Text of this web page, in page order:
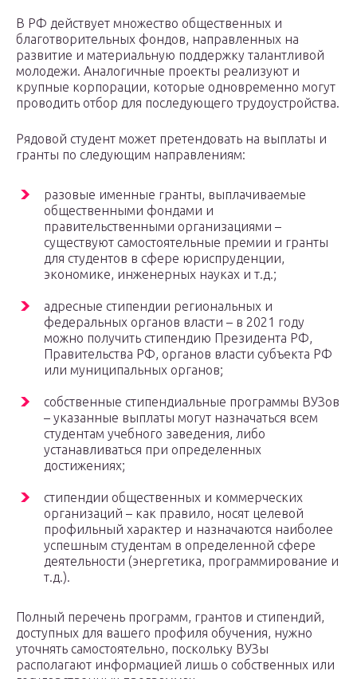
В РФ действует множество общественных и
благотворительных фондов, направленных на
развитие и материальную поддержку талантливой
молодежи. Аналогичные проекты реализуют и
крупные корпорации, которые одновременно могут
проводить отбор для последующего трудоустройства.
Рядовой студент может претендовать на выплаты и
гранты по следующим направлениям:
разовые именные гранты, выплачиваемые
общественными фондами и
правительственными организациями –
существуют самостоятельные премии и гранты
для студентов в сфере юриспруденции,
экономике, инженерных науках и т.д.;
адресные стипендии региональных и
федеральных органов власти – в 2021 году
можно получить стипендию Президента РФ,
Правительства РФ, органов власти субъекта РФ
или муниципальных органов;
собственные стипендиальные программы ВУЗов
– указанные выплаты могут назначаться всем
студентам учебного заведения, либо
устанавливаться при определенных
достижениях;
стипендии общественных и коммерческих
организаций – как правило, носят целевой
профильный характер и назначаются наиболее
успешным студентам в определенной сфере
деятельности (энергетика, программирование и
т.д.).
Полный перечень программ, грантов и стипендий,
доступных для вашего профиля обучения, нужно
уточнять самостоятельно, поскольку ВУЗы
располагают информацией лишь о собственных или